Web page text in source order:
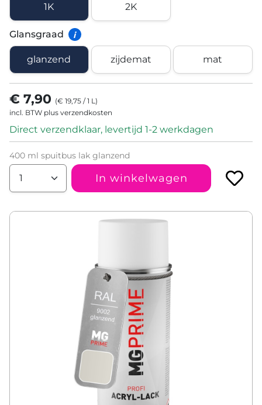
1K 2K
Glansgraad i
glanzend zijdemat mat
€ 7,90 (€ 19,75 /1 L )
incl. BTW plus verzendkosten
Direct verzendklaar, levertijd 1-2 werkdagen
400 ml spuitbus lak glanzend
In winkelwagen